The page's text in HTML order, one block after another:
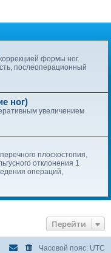
формы ног.
послеоперационный
ног)
увеличением
плоскостопия,
отклонения 1
операций,
Перейти
Часовой пояс: UTC